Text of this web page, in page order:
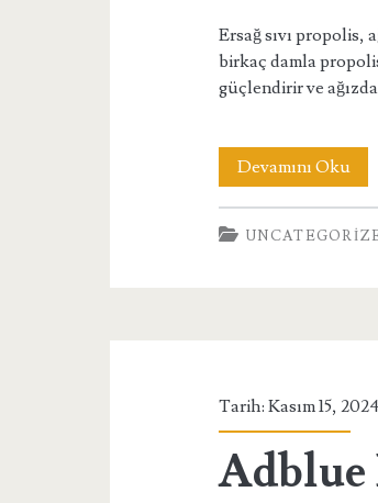
Ersağ sıvı propolis,
birkaç damla
güçlendirir ve
Devamını Oku
Sıvı
Tarih: Kasım 15,
Adblue